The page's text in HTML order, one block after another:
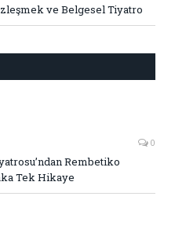
ve Belgesel Tiyatro
0
Rembetiko
Tek Hikaye